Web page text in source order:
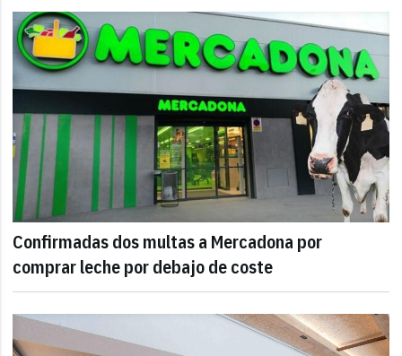
Confirmadas dos multas a Mercadona por
comprar leche por debajo de coste